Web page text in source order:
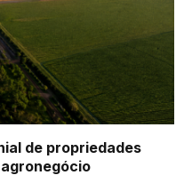
de propriedades